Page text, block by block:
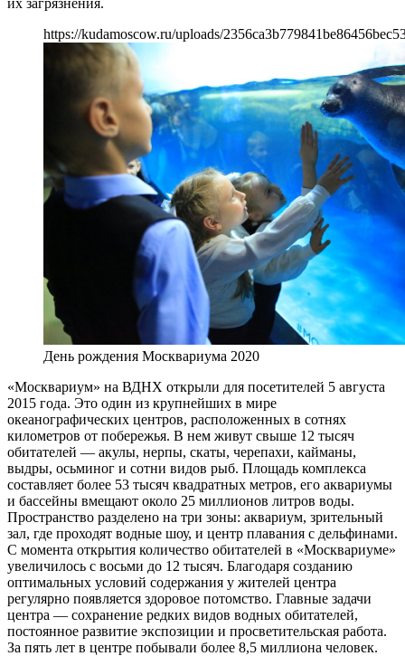
их загрязнения.
https://kudamoscow.ru/uploads/
День рождения Москвариума 2020
«Москвариум» на ВДНХ открыли для посетителей 5 августа
2015 года. Это один из крупнейших в мире
океанографических центров, расположенных в сотнях
километров от побережья. В нем живут свыше 12 тысяч
обитателей — акулы, нерпы, скаты, черепахи, кайманы,
выдры, осьминог и сотни видов рыб. Площадь комплекса
составляет более 53 тысяч квадратных метров, его аквариумы
и бассейны вмещают около 25 миллионов литров воды.
Пространство разделено на три зоны: аквариум, зрительный
зал, где проходят водные шоу, и центр плавания с дельфинами.
С момента открытия количество обитателей в «Москвариуме»
увеличилось с восьми до 12 тысяч. Благодаря созданию
оптимальных условий содержания у жителей центра
регулярно появляется здоровое потомство. Главные задачи
центра — сохранение редких видов водных обитателей,
постоянное развитие экспозиции и просветительская работа.
За пять лет в центре побывали более 8,5 миллиона человек.